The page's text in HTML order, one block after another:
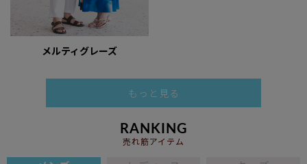
メルティグレーズ
もっと見る
RANKING
売れ筋アイテム